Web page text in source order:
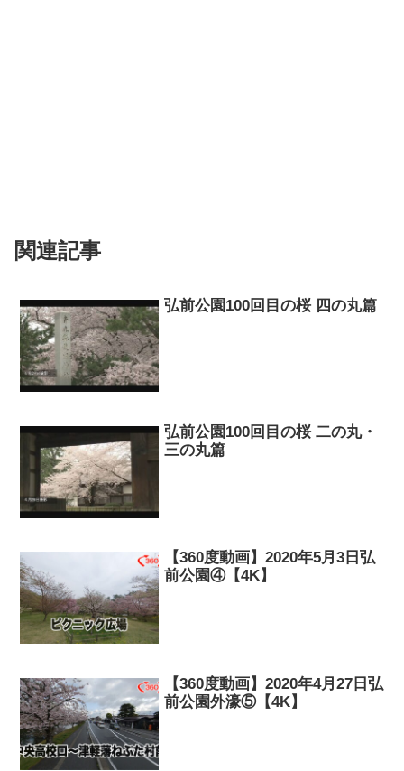
関連記事
弘前公園100回目の桜 四の丸篇
弘前公園100回目の桜 二の丸・
三の丸篇
【360度動画】2020年5月3日弘
前公園④【4K】
【360度動画】2020年4月27日弘
前公園外濠⑤【4K】